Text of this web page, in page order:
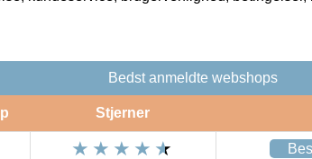
Bedst anmeldte webshops
Stjerner